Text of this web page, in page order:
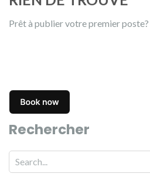
Prêt à publier votre premier poste?
Rechercher